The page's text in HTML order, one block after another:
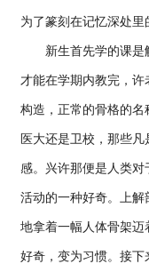
为了篆刻在记忆深处里
新生首先学的课是
才能在学期内教完，
构造，正常的骨格的
医大还是卫校，那些
感。兴许那便是人类
活动的一种好奇。上
地拿着一幅人体骨架
好奇，变为习惯。接